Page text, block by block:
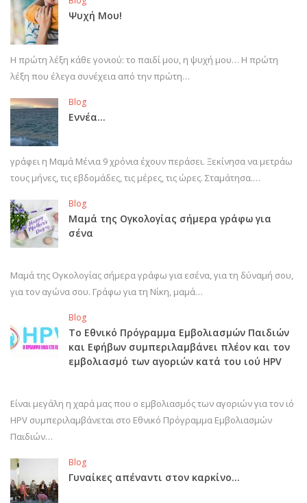
Ψυχή Μου!
Η πρώτη λέξη κάθε γονιού: το παιδί μου, η ψυχή μου… Η πρώτη
λέξη που έλεγα συνέχεια από την πρώτη…
Blog
Εννέα…
γράφει η Μαμά Μένια 9 χρόνια έχουν περάσει. Ξεκίνησα να μετράω
τους μήνες, τις εβδομάδες, τις μέρες, τις ώρες. Σταμάτησα.…
Blog
Μαμά της Ογκολογίας σήμερα γράφω για
σένα
Μαμά της Ογκολογίας σήμερα γράφω για εσένα, για τη δύναμή σου,
για τον αγώνα σου. Γράφω για τη Νίκη, μαμά…
Blog
Το Εθνικό Πρόγραμμα Εμβολιασμών Παιδιών
και Εφήβων συμπεριλαμβάνει πλέον και τον
εμβολιασμό των αγοριών κατά του ιού HPV
Είναι μεγάλη η χαρά μας που ο εμβολιασμός των αγοριών για τον ιό
HPV συμπεριλαμβάνεται στο Εθνικό Πρόγραμμα Εμβολιασμών
Παιδιών…
Blog
Γυναίκες απέναντι στον καρκίνο…